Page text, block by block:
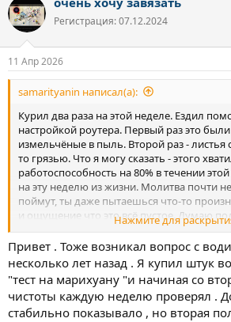
Регистрация: 07.12.2024
11 Апр 2026
samarityanin написал(а):
Курил два раза на этой неделе. Ездил
настройкой роутера. Первый раз это
измельчёные в пыль. Второй раз - листья
то грязью. Что я могу сказать - этого
работоспособность на 80% в течении
на эту неделю из жизни. Молитва почти
поймут, ты даже пытаешься что-то
и ощущение что это всё пустое. Думаю
время. Когда я тренеровался 3-5 раз в
то чувствовал себя гооаздо лучше чем
появилась - хочу сдать на права.
через сколько вся муть из организма
летом начать, в РФ надо для этого пройти
медосвидетельствование на сколько я
не хочу. Да и врать особо не умею.
Нажмите для
Привет . Тоже возникал вопрос с
несколько лет назад . Я купил штук
"тест на марихуану "и начиная со
чистоты каждую неделю проверял .
стабильно показывало , но вторая